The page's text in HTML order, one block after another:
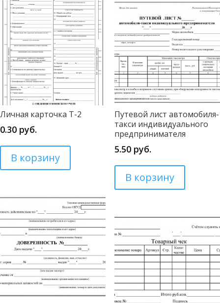
Личная карточка Т-2
0.30 руб.
В корзину
Путевой лист автомобиля-
такси индивидуального
предпринимателя
5.50руб.
В корзину